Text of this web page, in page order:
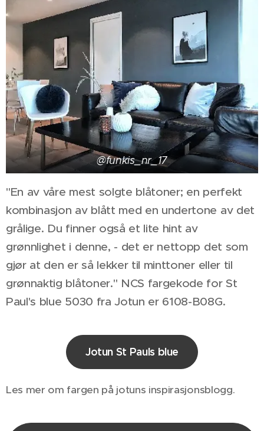
@funkis_nr_17
"En av våre mest solgte blåtoner; en perfekt
kombinasjon av blått med en undertone av det
grålige. Du finner også et lite hint av
grønnlighet i denne, - det er nettopp det som
gjør at den er så lekker til minttoner eller til
grønnaktig blåtoner." NCS fargekode for St
Paul's blue 5030 fra Jotun er 6108-B08G.
Jotun St Pauls blue
Les mer om fargen på jotuns inspirasjonsblogg.